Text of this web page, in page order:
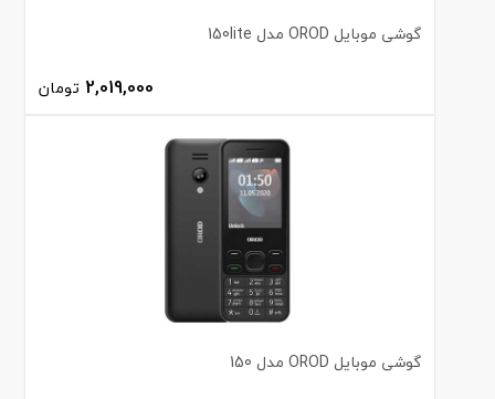
گوشی موبایل OROD مدل 150lite
2,019,000 تومان
گوشی موبایل OROD مدل 150